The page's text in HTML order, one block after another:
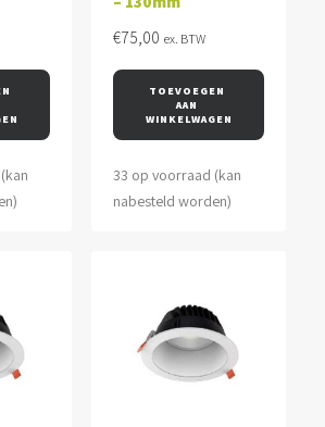
€75,00 ex. BTW
TOEVOEGEN
AAN
WINKELWAGEN
33 op voorraad (kan
nabesteld worden)